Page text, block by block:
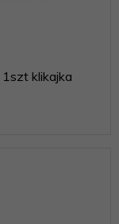
klikajka